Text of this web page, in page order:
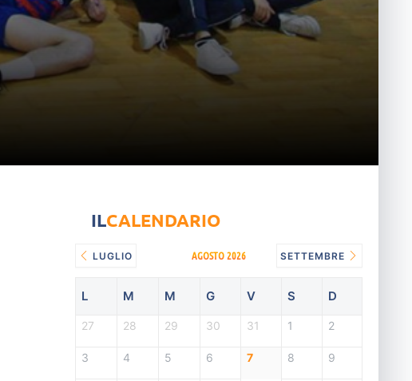
ILCALENDARIO
LUGLIO AGOSTO 2026 SETTEMBRE
L M M G V S D
27 28 29 30 31 1 2
3 4 5 6 7 8 9